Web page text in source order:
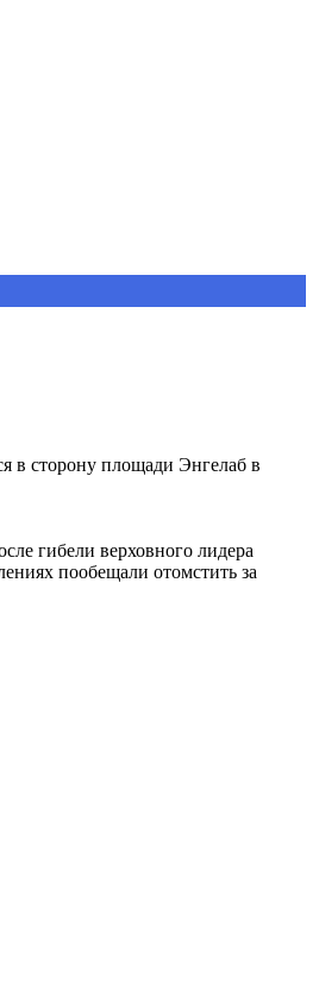
в сторону площади Энгелаб в
гибели верховного лидера
пообещали отомстить за